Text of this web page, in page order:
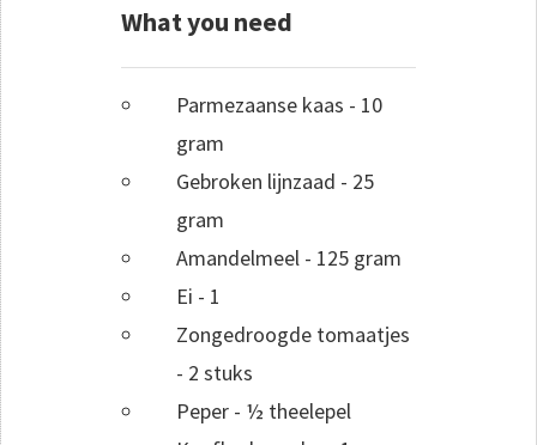
What you need
Parmezaanse kaas - 10
gram
Gebroken lijnzaad - 25
gram
Amandelmeel - 125 gram
Ei - 1
Zongedroogde tomaatjes
- 2 stuks
Peper - ½ theelepel